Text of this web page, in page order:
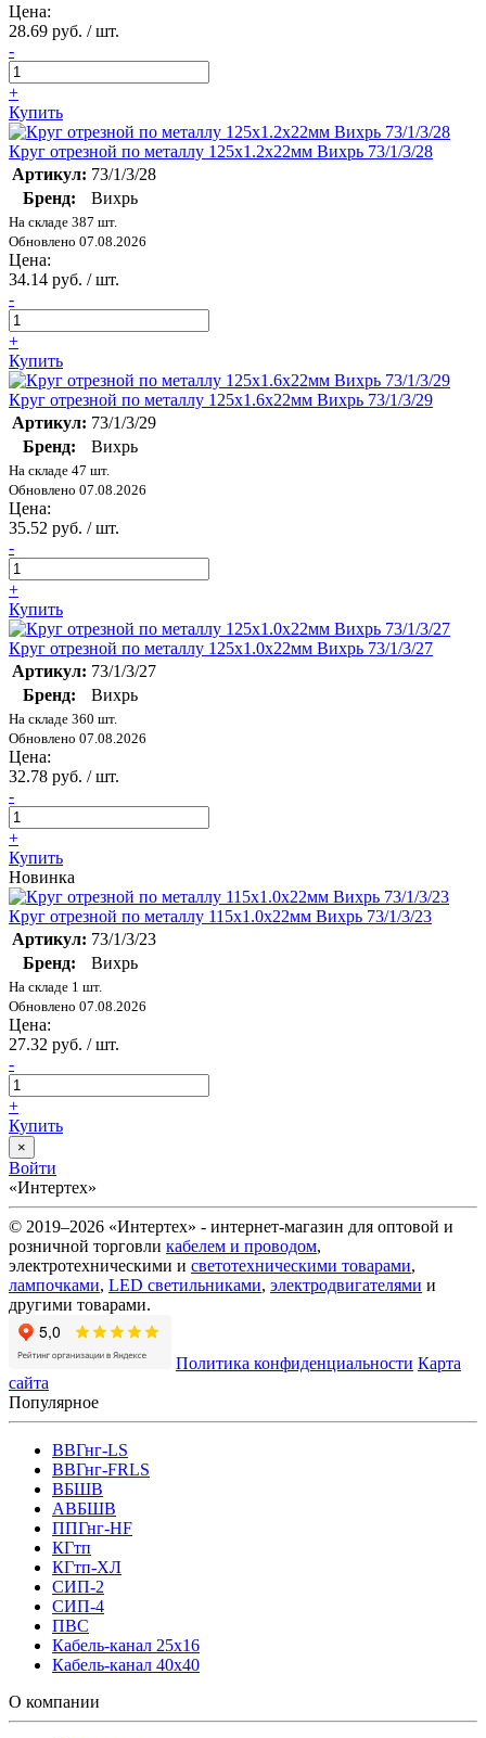
Цена:
28.69 руб. / шт.
-
+
Купить
Круг отрезной по металлу 125х1.2х22мм Вихрь 73/1/3/28
Артикул: 73/1/3/28
Бренд:
Вихрь
На складе 387 шт.
Обновлено 07.08.2026
Цена:
34.14 руб. / шт.
-
+
Купить
Круг отрезной по металлу 125х1.6х22мм Вихрь 73/1/3/29
Артикул: 73/1/3/29
Бренд:
Вихрь
На складе 47 шт.
Обновлено 07.08.2026
Цена:
35.52 руб. / шт.
-
+
Купить
Круг отрезной по металлу 125х1.0х22мм Вихрь 73/1/3/27
Артикул: 73/1/3/27
Бренд:
Вихрь
На складе 360 шт.
Обновлено 07.08.2026
Цена:
32.78 руб. / шт.
-
+
Купить
Новинка
Круг отрезной по металлу 115х1.0х22мм Вихрь 73/1/3/23
Артикул: 73/1/3/23
Бренд:
Вихрь
На складе 1 шт.
Обновлено 07.08.2026
Цена:
27.32 руб. / шт.
-
+
Купить
×
Войти
«Интертех»
© 2019–2026 «Интертех» - интернет-магазин для оптовой и
розничной торговли кабелем и проводом,
электротехническими и светотехническими товарами,
лампочками, LED светильниками, электродвигателями и
другими товарами.
Политика конфиденциальности Карта
сайта
Популярное
ВВГнг-LS
ВВГнг-FRLS
ВБШВ
АВБШВ
ППГнг-HF
КГтп
КГтп-ХЛ
СИП-2
СИП-4
ПВС
Кабель-канал 25х16
Кабель-канал 40х40
О компании